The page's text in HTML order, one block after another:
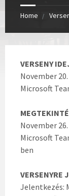
Home
VERSENY
November
Microsoft
November
Microsoft
ben
VERSENYRE
Jelentkezés: